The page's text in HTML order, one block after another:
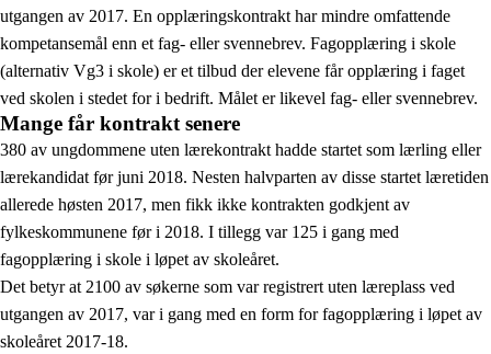
utgangen av 2017. En opplæringskontrakt har mindre omfattende
kompetansemål enn et fag- eller svennebrev. Fagopplæring i skole
(alternativ Vg3 i skole) er et tilbud der elevene får opplæring i faget
ved skolen i stedet for i bedrift. Målet er likevel fag- eller svennebrev.
Mange får kontrakt senere
380 av ungdommene uten lærekontrakt hadde startet som lærling eller
lærekandidat før juni 2018. Nesten halvparten av disse startet læretiden
allerede høsten 2017, men fikk ikke kontrakten godkjent av
fylkeskommunene før i 2018. I tillegg var 125 i gang med
fagopplæring i skole i løpet av skoleåret.
Det betyr at 2100 av søkerne som var registrert uten læreplass ved
utgangen av 2017, var i gang med en form for fagopplæring i løpet av
skoleåret 2017-18.